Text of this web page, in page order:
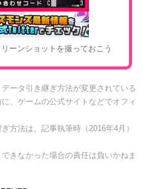
ーンショットを撮っておこう
ータ引き継ぎ方法が変更されている
、ゲームの公式サイトなどでオフィ
方法は、記事執筆時（2016年4月）
きなかった場合の責任は負いかねま